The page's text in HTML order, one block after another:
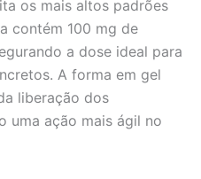
os mais altos padrões
contém 100 mg de
a dose ideal para
A forma em gel
liberação dos
uma ação mais ágil no